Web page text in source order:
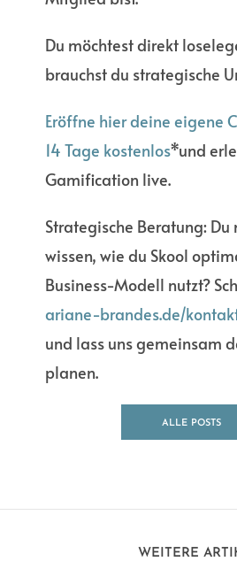
Du möchtest direkt
brauchst du strategische
Eröffne hier deine eigene
14 Tage kostenlos*und
Gamification live.
Strategische Beratung: Du
wissen, wie du Skool
Business-Modell nutzt?
ariane-brandes.de/
und lass uns gemeinsam
planen.
ALLE POSTS
WEITERE